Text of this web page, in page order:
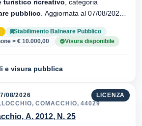
turistico ricreativo , categoria
pubblico
Stabilimento Balneare Pubblico
> € 10.000,00 Visura disponibile
e visura pubblica
LICENZA
08/2026
COMACCHIO, 44029
A. 2012, N. 25